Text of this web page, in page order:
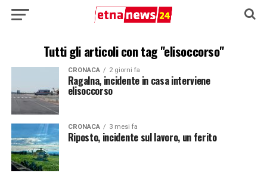
Tutti gli articoli con tag "elisoccorso"
CRONACA 2 giorni fa
Ragalna, incidente in casa interviene
elisoccorso
CRONACA 3 mesi fa
Riposto, incidente sul lavoro, un ferito